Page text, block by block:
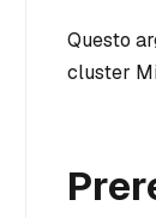
Questo
cluster